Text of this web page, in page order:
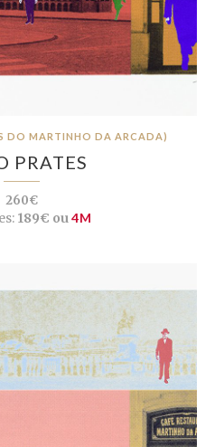
DO MARTINHO DA ARCADA)
PRATES
260€
189€ ou4M